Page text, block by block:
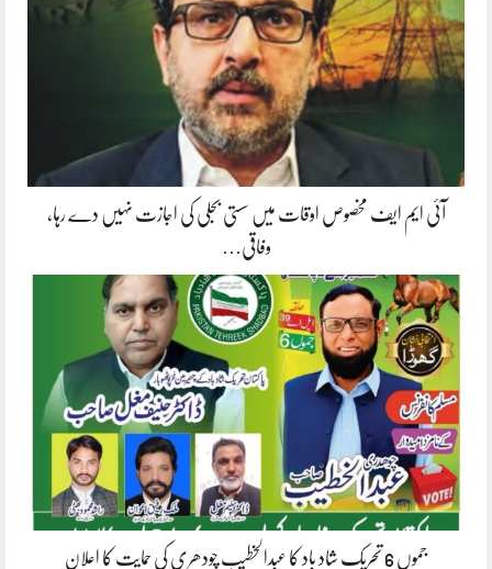
آئی ایم ایف مخصوص اوقات میں سستی بجلی کی اجازت نہیں دے رہا،
وفاقی…
جموں 6 تحریک شاد باد کا عبدالخطیب چودھری کی حمایت کا اعلان